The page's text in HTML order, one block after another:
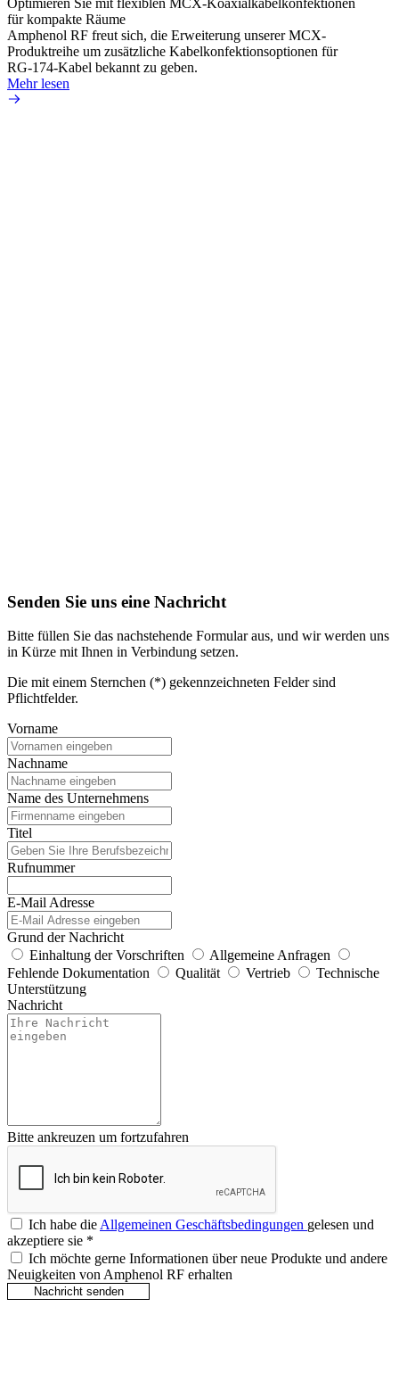
Optimieren Sie mit flexiblen MCX-Koaxialkabelkonfektionen
für kompakte Räume
Amphenol RF freut sich, die Erweiterung unserer MCX-
Produktreihe um zusätzliche Kabelkonfektionsoptionen für
RG-174-Kabel bekannt zu geben.
Mehr lesen
Senden Sie uns eine Nachricht
Bitte füllen Sie das nachstehende Formular aus, und wir werden uns
in Kürze mit Ihnen in Verbindung setzen.
Die mit einem Sternchen (*) gekennzeichneten Felder sind
Pflichtfelder.
Vorname
Nachname
Name des Unternehmens
Titel
Rufnummer
E-Mail Adresse
Grund der Nachricht
Einhaltung der Vorschriften
Allgemeine Anfragen
Fehlende Dokumentation
Qualität Vertrieb
Technische
Unterstützung
Nachricht
Bitte ankreuzen um fortzufahren
Ich habe dieAllgemeinen Geschäftsbedingungen gelesen und
akzeptiere sie *
Ich möchte gerne Informationen über neue Produkte und andere
Neuigkeiten von Amphenol RF erhalten